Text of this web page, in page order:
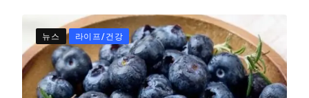
뉴스 라이프/건강